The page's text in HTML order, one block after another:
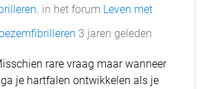
in het forum Leven met
3 jaren geleden
rare vraag maar wanneer
ga je hartfalen ontwikkelen als je